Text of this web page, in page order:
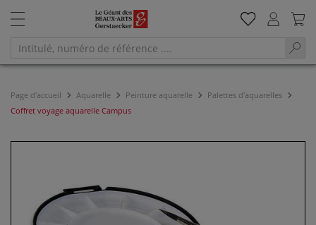
Page d'accueil Aquarelle Peinture aquarelle
Palettes d'aquarelles
Coffret voyage aquarelle Campus